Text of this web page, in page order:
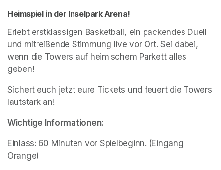
Heimspiel in der Inselpark Arena!
Erlebt erstklassigen Basketball, ein packendes Duell
und mitreißende Stimmung live vor Ort. Sei dabei,
wenn die Towers auf heimischem Parkett alles
geben!
Sichert euch jetzt eure Tickets und feuert die Towers
lautstark an!​
Wichtige Informationen:
Einlass: 60 Minuten vor Spielbeginn. (Eingang
Orange)